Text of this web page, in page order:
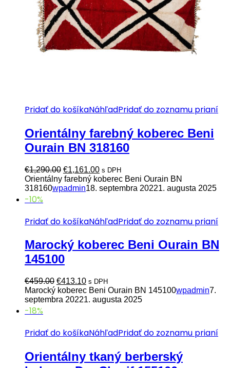
Pridať do košíkaNáhľadPridať do zoznamu prianí
Orientálny farebný koberec Beni
Ourain BN 318160
€1,290.00 Pôvodná
cena
bola:
€1,161.00Aktuálna
cena
je:
s DPH
Orientálny farebný koberec Beni Ourain BN
318160wpadmin18. septembra 20221. augusta 2025
-10%
Pridať do košíkaNáhľadPridať do zoznamu prianí
Marocký koberec Beni Ourain BN
145100
€459.00 Pôvodná
cena
bola:
€413.10Aktuálna
cena
je:
s DPH
Marocký koberec Beni Ourain BN 145100wpadmin7.
septembra 20221. augusta 2025
-18%
Pridať do košíkaNáhľadPridať do zoznamu prianí
Orientálny tkaný berberský